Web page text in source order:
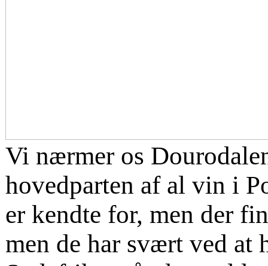
Vi nærmer os
hovedparten af al vin i
er kendte for, men der
men de har svært ved at